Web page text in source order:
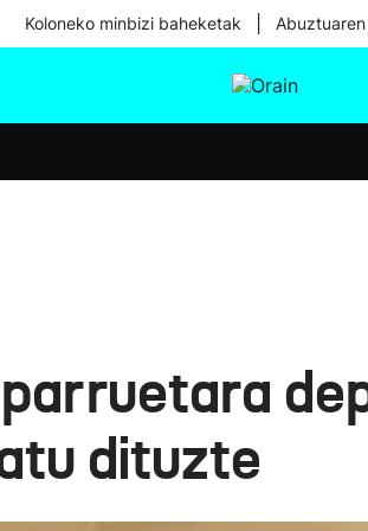
Koloneko minbizi baheketak
dituzte